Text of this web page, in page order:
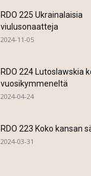
RDO 225 Ukrainalaisia
viulusonaatteja
2024-11-05
RDO 224 Lutoslawskia
vuosikymmeneltä
2024-04-24
RDO 223 Koko kansan
2024-03-31